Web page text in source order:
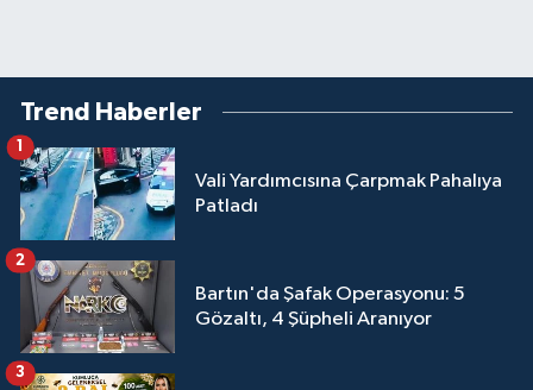
Trend Haberler
Vali Yardımcısına Çarpmak Pahalıya
Patladı
1
Bartın'da Şafak Operasyonu: 5
Gözaltı, 4 Şüpheli Aranıyor
2
3